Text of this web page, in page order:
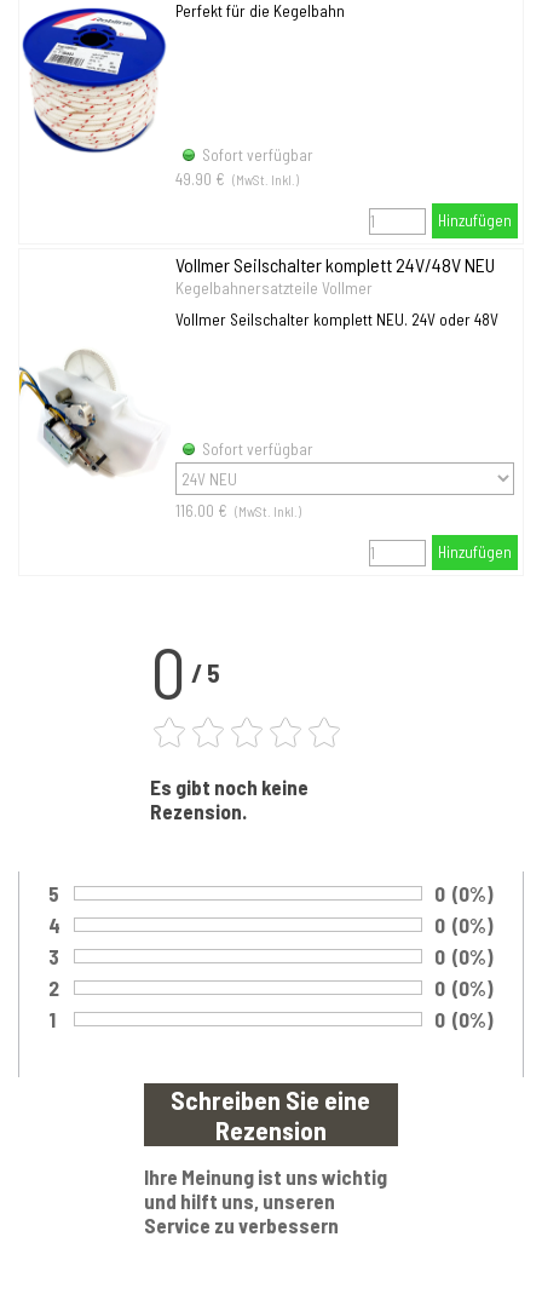
Perfekt für die Kegelbahn
Sofort verfügbar
49.90 € (MwSt. Inkl.)
Hinzufügen
Vollmer Seilschalter komplett 24V/48V NEU
Kegelbahnersatzteile Vollmer
Vollmer Seilschalter komplett NEU. 24V oder 48V
Sofort verfügbar
116.00 € (MwSt. Inkl.)
Hinzufügen
0 / 5
Es gibt noch keine
Rezension.
Bewertung:
5 Anzahl von
0 (0%)
Bewertung:
4 Anzahl von
0 (0%)
Bewertung:
3 Anzahl von
0 (0%)
Bewertung:
2 Anzahl von
0 (0%)
Bewertung:
1 Anzahl von
0 (0%)
Ihre Meinung ist uns wichtig
und hilft uns, unseren
Service zu verbessern